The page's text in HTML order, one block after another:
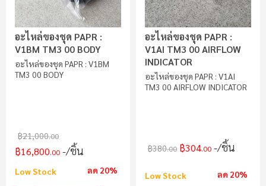
อะไหล่ของชุด PAPR :
V1BM TM3 00 BODY
อะไหล่ของชุด PAPR : V1BM
TM3 00 BODY
฿21,000.00
฿16,800.00 /ชิ้น
Low Stock ลด 20%
อะไหล่ของชุด PAPR :
V1AI TM3 00 AIRFLOW
INDICATOR
อะไหล่ของชุด PAPR : V1AI
TM3 00 AIRFLOW INDICATOR
฿380.00 ฿304.00 /ชิ้น
Low Stock ลด 20%